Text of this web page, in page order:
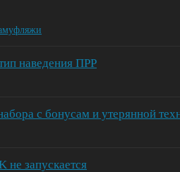
наведения ПРР
с бонусам и утерянной
не запускается